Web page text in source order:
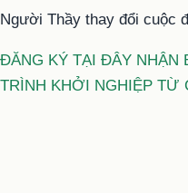
Người Thầy thay đổi cuộc
ĐĂNG KÝ TẠI ĐÂY NHẬN
TRÌNH KHỞI NGHIỆP TỪ